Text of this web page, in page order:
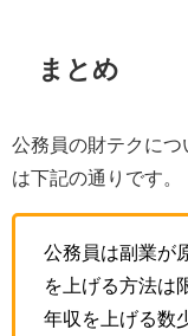
まとめ
公務員の財テクにつ
は下記の通りです。
公務員は副業が
を上げる方法は
年収を上げる数